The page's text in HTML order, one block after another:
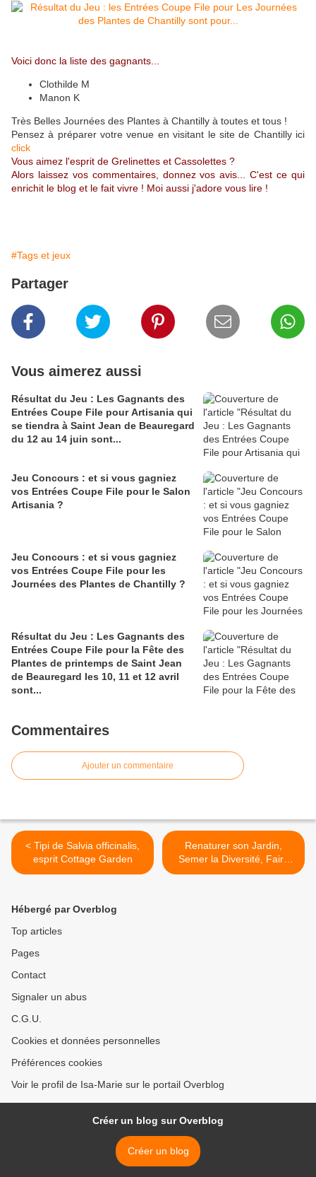
Voici donc la liste des gagnants...
Clothilde M
Manon K
Très Belles Journées des Plantes à Chantilly à toutes et tous !
Pensez à préparer votre venue en visitant le site de Chantilly ici
click
Vous aimez l'esprit de Grelinettes et Cassolettes ?
Alors laissez vos commentaires, donnez vos avis... C'est ce qui
enrichit le blog et le fait vivre ! Moi aussi j'adore vous lire !
#Tags et jeux
Partager
Vous aimerez aussi
Résultat du Jeu : Les Gagnants des
Entrées Coupe File pour Artisania qui
se tiendra à Saint Jean de Beauregard
du 12 au 14 juin sont...
Jeu Concours : et si vous gagniez
vos Entrées Coupe File pour le Salon
Artisania ?
Jeu Concours : et si vous gagniez
vos Entrées Coupe File pour les
Journées des Plantes de Chantilly ?
Résultat du Jeu : Les Gagnants des
Entrées Coupe File pour la Fête des
Plantes de printemps de Saint Jean
de Beauregard les 10, 11 et 12 avril
sont...
Commentaires
Ajouter un commentaire
< Tipi de Salvia officinalis,
esprit Cottage Garden
Renaturer son Jardin,
Semer la Diversité, Faire
pousser l'Avenir >
Hébergé par Overblog
Top articles
Pages
Contact
Signaler un abus
C.G.U.
Cookies et données personnelles
Préférences cookies
Voir le profil de Isa-Marie sur le portail Overblog
Créer un blog sur Overblog
Créer un blog